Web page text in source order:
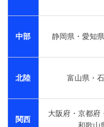
中部 静岡県・愛知
北陸 富山県・
関西
大阪府・京都府